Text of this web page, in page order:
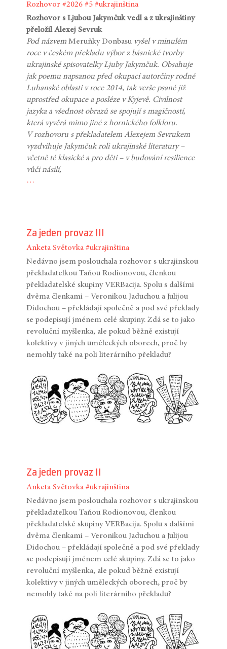
Rozhovor #2026 #5 #ukrajinština
Rozhovor s Ljubou Jakymčuk vedl a z ukrajinštiny
přeložil Alexej Sevruk
Pod názvemMeruňky Donbasu vyšel v minulém
roce v českém překladu výbor z básnické tvorby
ukrajinské spisovatelky Ljuby Jakymčuk. Obsahuje
jak poemu napsanou před okupací autorčiny rodné
Luhanské oblasti v roce 2014, tak verše psané již
uprostřed okupace a posléze v Kyjevě. Civilnost
jazyka a všednost obrazů se spojují s magičností,
která vyvěrá mimo jiné z hornického folkloru.
V rozhovoru s překladatelem Alexejem Sevrukem
vyzdvihuje Jakymčuk roli ukrajinské literatury –
včetně té klasické a pro děti – v budování resilience
vůči násilí,
…
Za jeden provaz III
Anketa Světovka #ukrajinština
Nedávno jsem poslouchala rozhovor s ukrajinskou
překladatelkou Taňou Rodionovou, členkou
překladatelské skupiny VERBacija. Spolu s dalšími
dvěma členkami – Veronikou Jaduchou a Julijou
Didochou – překládají společně a pod své překlady
se podepisují jménem celé skupiny. Zdá se to jako
revoluční myšlenka, ale pokud běžně existují
kolektivy v jiných uměleckých oborech, proč by
nemohly také na poli literárního překladu?
Za jeden provaz II
Anketa Světovka #ukrajinština
Nedávno jsem poslouchala rozhovor s ukrajinskou
překladatelkou Taňou Rodionovou, členkou
překladatelské skupiny VERBacija. Spolu s dalšími
dvěma členkami – Veronikou Jaduchou a Julijou
Didochou – překládají společně a pod své překlady
se podepisují jménem celé skupiny. Zdá se to jako
revoluční myšlenka, ale pokud běžně existují
kolektivy v jiných uměleckých oborech, proč by
nemohly také na poli literárního překladu?